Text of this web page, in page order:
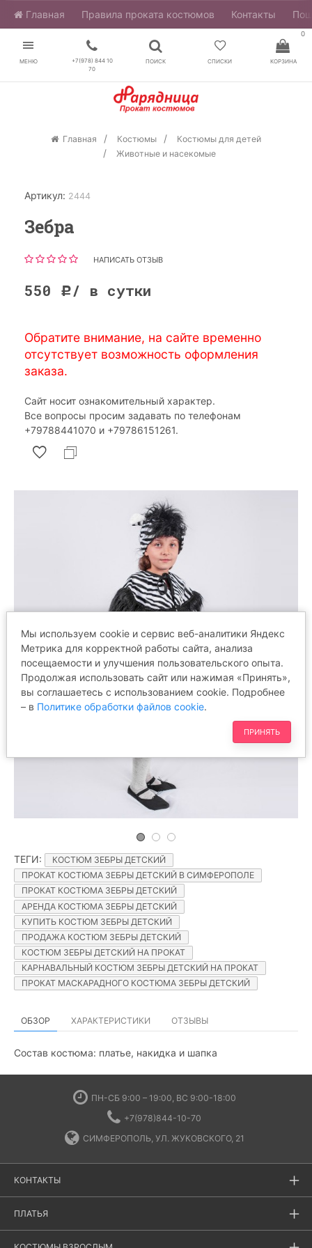
Главная ​Правила проката костюмов Контакты
МЕНЮ
+7(978) 844 10
70
ПОИСК СПИСКИ
0
КОРЗИНА
Главная Костюмы
Костюмы для детей
Животные и насекомые
Артикул: 2444
Зебра
НАПИСАТЬ ОТЗЫВ
550 Р / в сутки
Обратите внимание, на сайте временно
отсутствует возможность оформления
заказа.
Сайт носит ознакомительный характер.
Все вопросы просим задавать по телефонам
‎+79788441070 и ‎+79786151261.
ТЕГИ:
КОСТЮМ ЗЕБРЫ ДЕТСКИЙ
ПРОКАТ КОСТЮМА ЗЕБРЫ ДЕТСКИЙ В СИМФЕРОПОЛЕ
ПРОКАТ КОСТЮМА ЗЕБРЫ ДЕТСКИЙ
АРЕНДА КОСТЮМА ЗЕБРЫ ДЕТСКИЙ
КУПИТЬ КОСТЮМ ЗЕБРЫ ДЕТСКИЙ
ПРОДАЖА КОСТЮМ ЗЕБРЫ ДЕТСКИЙ
КОСТЮМ ЗЕБРЫ ДЕТСКИЙ НА ПРОКАТ
КАРНАВАЛЬНЫЙ КОСТЮМ ЗЕБРЫ ДЕТСКИЙ НА ПРОКАТ
ПРОКАТ МАСКАРАДНОГО КОСТЮМА ЗЕБРЫ ДЕТСКИЙ
ОБЗОР ХАРАКТЕРИСТИКИ ОТЗЫВЫ
Состав костюма: платье, накидка и шапка
ПН-СБ 9:00 – 19:00, ВС 9:00-18:00
+7(978)844-10-70
СИМФЕРОПОЛЬ, УЛ. ЖУКОВСКОГО, 21
КОНТАКТЫ
ПЛАТЬЯ
Мы используем cookie и сервис веб-аналитики Яндекс
Метрика для корректной работы сайта, анализа
посещаемости и улучшения пользовательского опыта.
Продолжая использовать сайт или нажимая «Принять»,
вы соглашаетесь с использованием cookie. Подробнее
– в Политике обработки файлов cookie.
ПРИНЯТЬ